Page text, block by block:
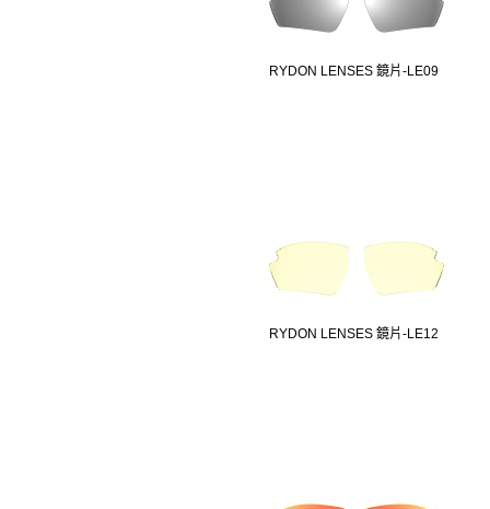
RYDON LENSES 鏡片-LE09
RYDON LENSES 鏡片-LE12